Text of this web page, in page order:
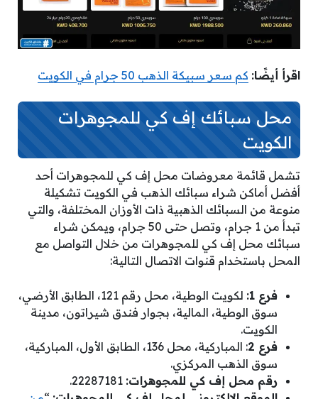
اقرأ أيضًا: كم سعر سبيكة الذهب 50 جرام في الكويت
محل سبائك إف كي للمجوهرات
الكويت
تشمل قائمة معروضات محل إف كي للمجوهرات أحد
أفضل أماكن شراء سبائك الذهب في الكويت تشكيلة
منوعة من السبائك الذهبية ذات الأوزان المختلفة، والتي
تبدأ من 1 جرام، وتصل حتى 50 جرام، ويمكن شراء
سبائك محل إف كي للمجوهرات من خلال التواصل مع
المحل باستخدام قنوات الاتصال التالية:
فرع 1:
لكويت الوطية، محل رقم 121، الطابق الأرضي،
سوق الوطية، المالية، بجوار فندق شيراتون، مدينة
الكويت.
فرع 2
: المباركية، محل 136، الطابق الأول، المباركية،
سوق الذهب المركزي.
رقم محل إف كي للمجوهرات: